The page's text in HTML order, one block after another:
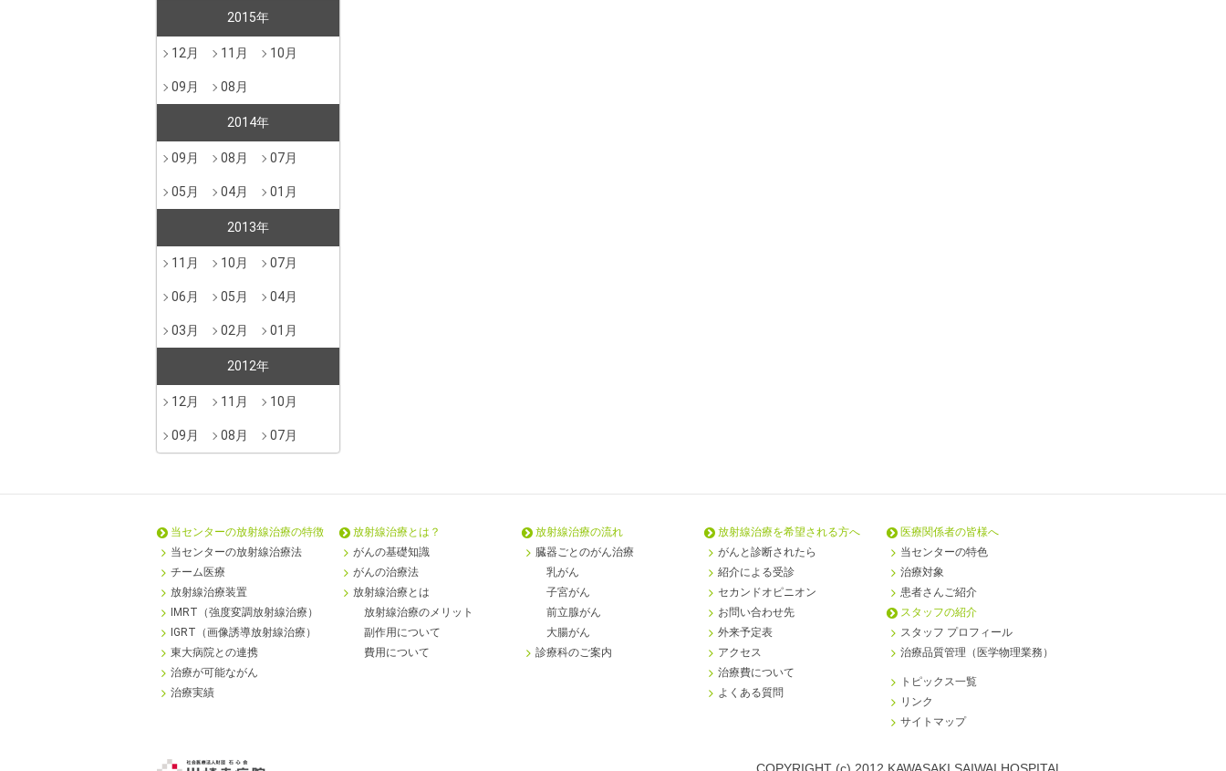
2015年
12月 11月 10月
09月 08月
2014年
09月 08月 07月
05月 04月 01月
2013年
11月 10月 07月
06月 05月 04月
03月 02月 01月
2012年
12月 11月 10月
09月 08月 07月
当センターの放射線治療の特徴
当センターの放射線治療法
チーム医療
放射線治療装置
IMRT（強度変調放射線治療）
IGRT（画像誘導放射線治療）
東大病院との連携
治療が可能ながん
治療実績
放射線治療とは？
がんの基礎知識
がんの治療法
放射線治療とは
放射線治療のメリット
副作用について
費用について
放射線治療の流れ
臓器ごとのがん治療
乳がん
子宮がん
前立腺がん
大腸がん
診療科のご案内
放射線治療を希望される方へ
がんと診断されたら
紹介による受診
セカンドオピニオン
お問い合わせ先
外来予定表
アクセス
治療費について
よくある質問
医療関係者の皆様へ
当センターの特色
治療対象
患者さんご紹介
スタッフの紹介
スタッフ プロフィール
治療品質管理（医学物理業務）
トピックス一覧
リンク
サイトマップ